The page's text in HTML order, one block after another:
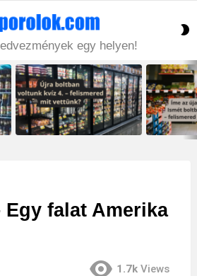
egy helyen!
falat Amerika
1.7k Views